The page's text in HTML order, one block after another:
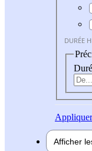
DURÉE
Appliquer
Afficher